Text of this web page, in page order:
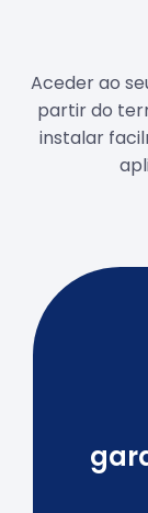
Aceder ao
partir do
instalar